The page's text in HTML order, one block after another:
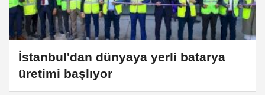
İstanbul'dan dünyaya yerli batarya
üretimi başlıyor